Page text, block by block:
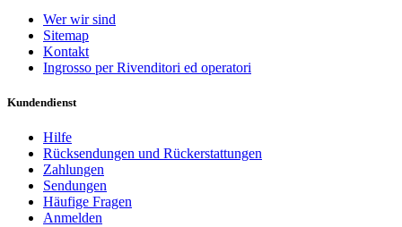
Wer wir sind
Sitemap
Kontakt
Ingrosso per Rivenditori ed operatori
Kundendienst
Hilfe
Rücksendungen und Rückerstattungen
Zahlungen
Sendungen
Häufige Fragen
Anmelden